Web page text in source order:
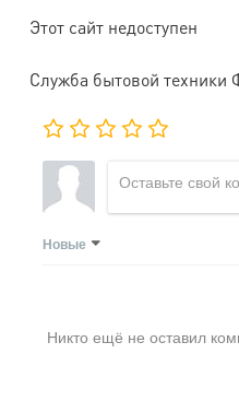
Этот сайт недоступен
Служба бытовой техники
Новые
Никто ещё не оставил